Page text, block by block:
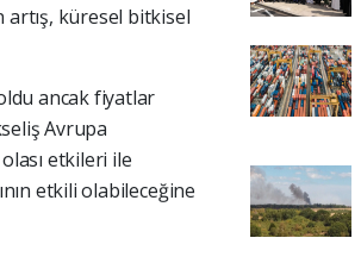
artış, küresel bitkisel
ancak fiyatlar
Avrupa
etkileri ile
etkili olabileceğine